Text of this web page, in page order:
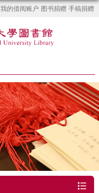
我的借阅账户 图书捐赠 手稿捐赠